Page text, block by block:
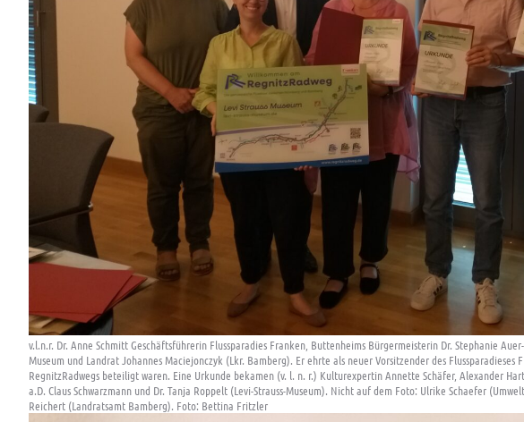
v.l.n.r. Dr. Anne Schmitt Geschäftsführerin Flussparadies Franken, Buttenheims Bürgermeisterin Dr. Stephanie
Museum und Landrat Johannes Maciejonczyk (Lkr. Bamberg). Er ehrte als neuer Vorsitzender des
RegnitzRadwegs beteiligt waren. Eine Urkunde bekamen (v. l. n. r.) Kulturexpertin Annette Schäfer, Alexander
a.D. Claus Schwarzmann und Dr. Tanja Roppelt (Levi-Strauss-Museum). Nicht auf dem Foto: Ulrike Schaefer
Reichert (Landratsamt Bamberg). Foto: Bettina Fritzler